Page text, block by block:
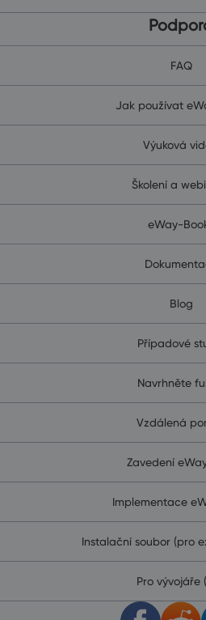
FAQ
Jak používat
Výuková
Školení a
eWay-
Blog
Případové
Navrhněte
Vzdálená
Zavedení
Implementace
Instalační soubor (pro
Pro vývojáře